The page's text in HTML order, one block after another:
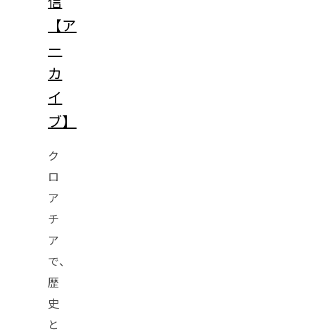
【ア
ー
カ
イ
ブ】
ク
ロ
ア
チ
ア
で、
歴
史
と